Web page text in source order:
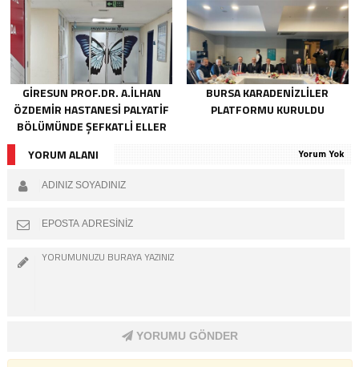
GIRESUN PROF.DR. A.İLHAN
ÖZDEMIR HASTANESI PALYATIF
BÖLÜMÜNDE ŞEFKATLI ELLER
BURSA KARADENIZLILER
PLATFORMU KURULDU
YORUM ALANI Yorum Yok
YORUMU GÖNDER